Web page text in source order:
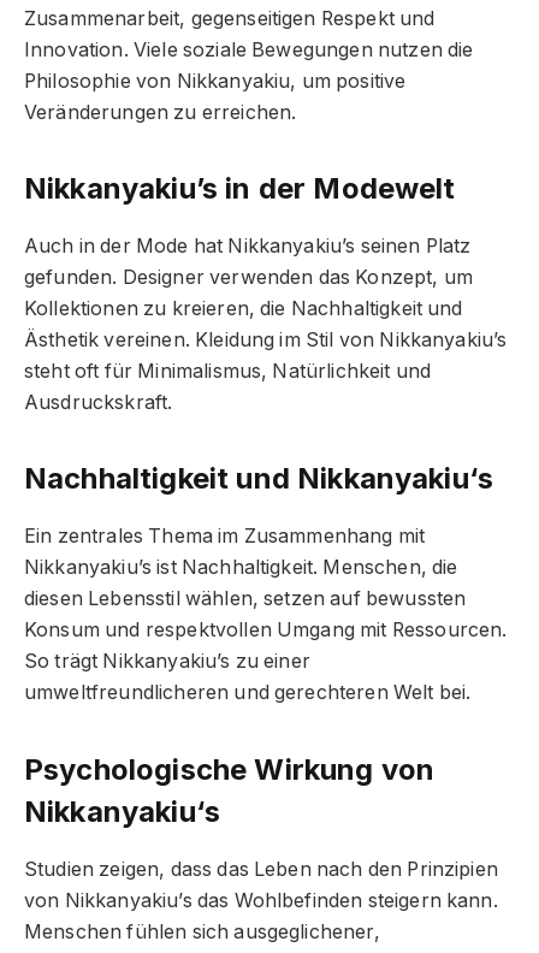
Zusammenarbeit, gegenseitigen Respekt und
Innovation. Viele soziale Bewegungen nutzen die
Philosophie von Nikkanyakiu, um positive
Veränderungen zu erreichen.
Nikkanyakiu’s in der Modewelt
Auch in der Mode hat Nikkanyakiu’s seinen Platz
gefunden. Designer verwenden das Konzept, um
Kollektionen zu kreieren, die Nachhaltigkeit und
Ästhetik vereinen. Kleidung im Stil von Nikkanyakiu’s
steht oft für Minimalismus, Natürlichkeit und
Ausdruckskraft.
Nachhaltigkeit und Nikkanyakiu‘s
Ein zentrales Thema im Zusammenhang mit
Nikkanyakiu’s ist Nachhaltigkeit. Menschen, die
diesen Lebensstil wählen, setzen auf bewussten
Konsum und respektvollen Umgang mit Ressourcen.
So trägt Nikkanyakiu’s zu einer
umweltfreundlicheren und gerechteren Welt bei.
Psychologische Wirkung von
Nikkanyakiu‘s
Studien zeigen, dass das Leben nach den Prinzipien
von Nikkanyakiu’s das Wohlbefinden steigern kann.
Menschen fühlen sich ausgeglichener,